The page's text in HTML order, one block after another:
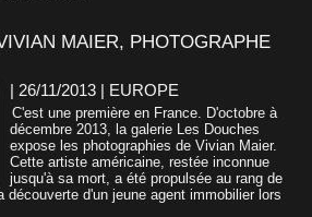
MAIER, PHOTOGRAPHE
| 26/11/2013 | EUROPE
C'est une première en France. D'octobre à
décembre 2013, la galerie Les Douches
expose les photographies de Vivian Maier.
Cette artiste américaine, restée inconnue
jusqu'à sa mort, a été propulsée au rang de
découverte d'un jeune agent immobilier lors